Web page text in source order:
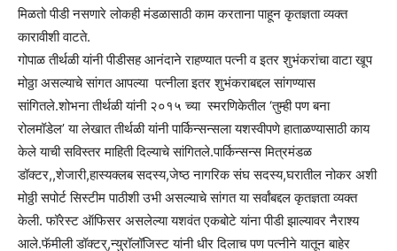
मिळतो पीडी नसणारे लोकही मंडळासाठी काम करताना पाहून कृतज्ञता व्यक्त
कारावीशी वाटते.
गोपाळ तीर्थळी यांनी पीडीसह आनंदाने राहण्यात पत्नी व इतर शुभंकरांचा वाटा खूप
मोठ्ठा असल्याचे सांगत आपल्या पत्नीला इतर शुभंकराबद्दल सांगण्यास
सांगितले.शोभना तीर्थळी यांनी २०१५ च्या स्मरणिकेतील ‘तुम्ही पण बना
रोलमॉडेल’ या लेखात तीर्थळी यांनी पार्किन्सन्सला यशस्वीपणे हाताळण्यासाठी काय
केले याची सविस्तर माहिती दिल्याचे सांगितले.पार्किन्सन्स मित्रमंडळ
डॉक्टर,,शेजारी,हास्यक्लब सदस्य,जेष्ठ नागरिक संघ सदस्य,घरातील नोकर अशी
मोठ्ठी सपोर्ट सिस्टीम पाठीशी उभी असल्याचे सांगत या सर्वांबद्दल कृतज्ञता व्यक्त
केली. फॉरेस्ट ऑफिसर असलेल्या यशवंत एकबोटे यांना पीडी झाल्यावर नैराश्य
आले.फॅमीली डॉक्टर्,न्युरॉलॉजिस्ट यांनी धीर दिलाच पण पत्नीने यातून बाहेर